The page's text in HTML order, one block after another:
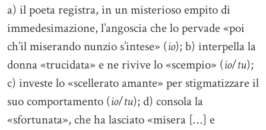
a) il poeta registra, in un misterioso empito di
immedesimazione, l’angoscia che lo pervade «poi
ch’il miserando nunzio s’intese» (io); b) interpella la
donna «trucidata» e ne rivive lo «scempio» (io/tu);
c) investe lo «scellerato amante» per stigmatizzare il
suo comportamento (io/tu); d) consola la
«sfortunata», che ha lasciato «misera […] e